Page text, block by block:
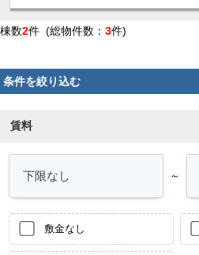
棟数2件 (総物件数： 3件)
条件を絞り込む
賃料
～
敷金なし